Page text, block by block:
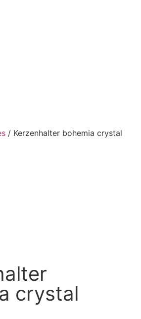
/ Kerzenhalter bohemia crystal
crystal